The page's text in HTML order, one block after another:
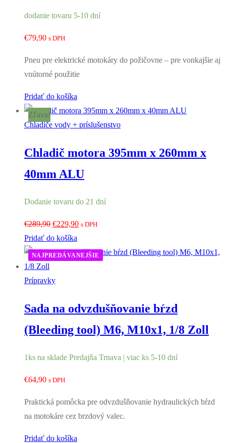
dodanie tovaru 5-10 dní
€79,90 s DPH
Pneu pre elektrické motokáry do požičovne – pre vonkajšie aj
vnútorné použitie
Pridať do košíka
Chladiče vody + príslušenstvo
Zľava!
Chladič motora 395mm x 260mm x
40mm ALU
Dodanie tovaru do 21 dní
€289,90 Pôvodná
cena
bola:
€229,90Aktuálna
je:
s DPH
Pridať do košíka
Prípravky
NAJPREDÁVANEJŠIE
Sada na odvzdušňovanie bŕzd
(Bleeding tool) M6, M10x1, 1/8 Zoll
1ks na sklade Predajňa Trnava | viac ks 5-10 dní
€64,90 s DPH
Praktická pomôcka pre odvzdušňovanie hydraulických bŕzd
na motokáre cez brzdový valec.
Pridať do košíka